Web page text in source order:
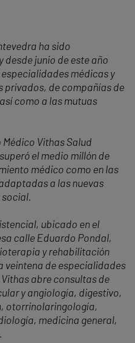
ha sido
junio de este año
médicas y
privados, de compañías de
como a las mutuas
Vithas Salud
el medio millón de
médico como en las
a las nuevas
ubicado en el
calle Eduardo Pondal,
y rehabilitación
veintena de especialidades
abre consultas de
y angiología, digestivo,
otorrinolaringología,
medicina general,